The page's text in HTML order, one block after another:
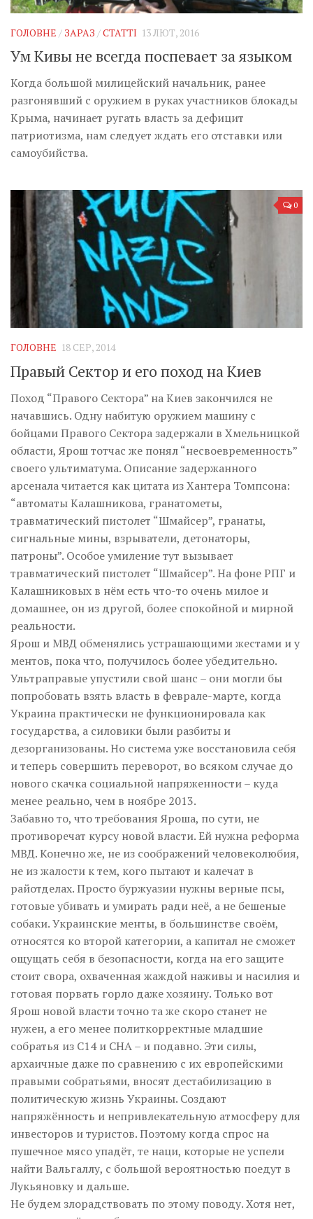
ГОЛОВНЕ / ЗАРАЗ /СТАТТІ 13 ЛЮТ, 2016
Ум Кивы не всегда поспевает за языком
Когда большой милицейский начальник, ранее
разгонявший с оружием в руках участников блокады
Крыма, начинает ругать власть за дефицит
патриотизма, нам следует ждать его отставки или
самоубийства.
0
ГОЛОВНЕ 18 СЕР, 2014
Правый Сектор и его поход на Киев
Поход “Правого Сектора” на Киев закончился не
начавшись. Одну набитую оружием машину с
бойцами Правого Сектора задержали в Хмельницкой
области, Ярош тотчас же понял “несвоевременность”
своего ультиматума. Описание задержанного
арсенала читается как цитата из Хантера Томпсона:
“автоматы Калашникова, гранатометы,
травматический пистолет “Шмайсер”, гранаты,
сигнальные мины, взрыватели, детонаторы,
патроны”. Особое умиление тут вызывает
травматический пистолет “Шмайсер”. На фоне РПГ и
Калашниковых в нём есть что-то очень милое и
домашнее, он из другой, более спокойной и мирной
реальности.
Ярош и МВД обменялись устрашающими жестами и у
ментов, пока что, получилось более убедительно.
Ультраправые упустили свой шанс – они могли бы
попробовать взять власть в феврале-марте, когда
Украина практически не функционировала как
государства, а силовики были разбиты и
дезорганизованы. Но система уже восстановила себя
и теперь совершить переворот, во всяком случае до
нового скачка социальной напряженности – куда
менее реально, чем в ноябре 2013.
Забавно то, что требования Яроша, по сути, не
противоречат курсу новой власти. Ей нужна реформа
МВД. Конечно же, не из соображений человеколюбия,
не из жалости к тем, кого пытают и калечат в
райотделах. Просто буржуазии нужны верные псы,
готовые убивать и умирать ради неё, а не бешеные
собаки. Украинские менты, в большинстве своём,
относятся ко второй категории, а капитал не сможет
ощущать себя в безопасности, когда на его защите
стоит свора, охваченная жаждой наживы и насилия и
готовая порвать горло даже хозяину. Только вот
Ярош новой власти точно та же скоро станет не
нужен, а его менее политкорректные младшие
собратья из С14 и СНА – и подавно. Эти силы,
архаичные даже по сравнению с их европейскими
правыми собратьями, вносят дестабилизацию в
политическую жизнь Украины. Создают
напряжённость и непривлекательную атмосферу для
инвесторов и туристов. Поэтому когда спрос на
пушечное мясо упадёт, те наци, которые не успели
найти Вальгаллу, с большой вероятностью поедут в
Лукьяновку и дальше.
Не будем злорадствовать по этому поводу. Хотя нет,